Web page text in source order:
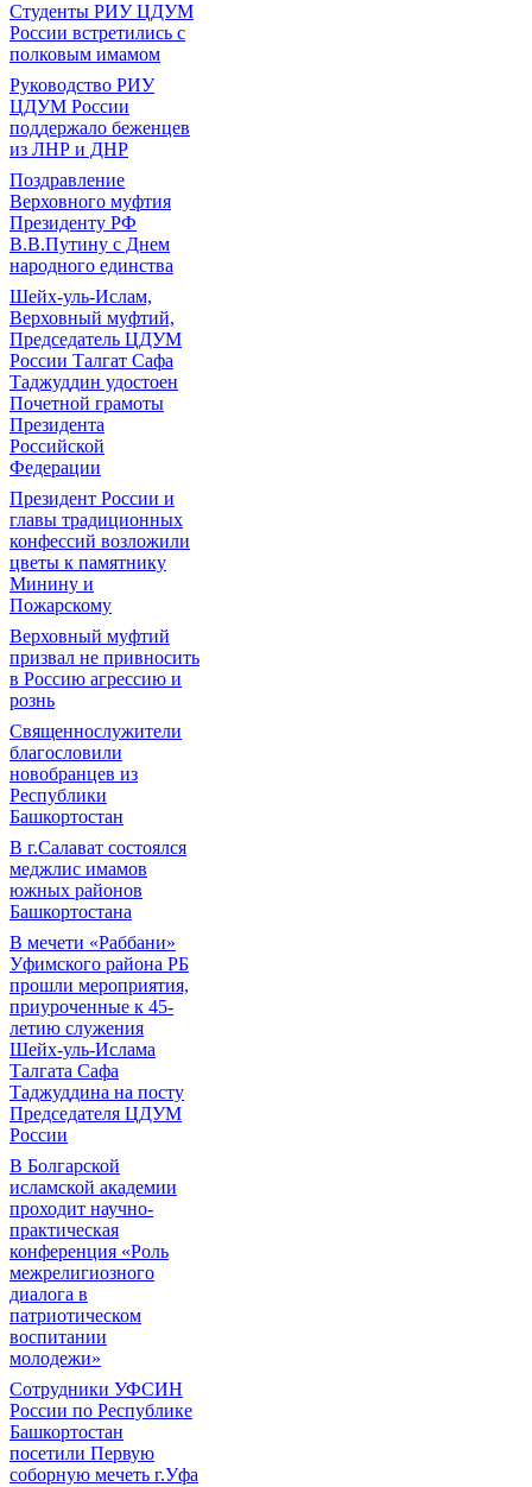
Студенты РИУ ЦДУМ
России встретились с
полковым имамом
Руководство РИУ
ЦДУМ России
поддержало беженцев
из ЛНР и ДНР
Поздравление
Верховного муфтия
Президенту РФ
В.В.Путину с Днем
народного единства
Шейх-уль-Ислам,
Верховный муфтий,
Председатель ЦДУМ
России Талгат Сафа
Таджуддин удостоен
Почетной грамоты
Президента
Российской
Федерации
Президент России и
главы традиционных
конфессий возложили
цветы к памятнику
Минину и
Пожарскому
Верховный муфтий
призвал не привносить
в Россию агрессию и
рознь
Священнослужители
благословили
новобранцев из
Республики
Башкортостан
В г.Салават состоялся
меджлис имамов
южных районов
Башкортостана
В мечети «Раббани»
Уфимского района РБ
прошли мероприятия,
приуроченные к 45-
летию служения
Шейх-уль-Ислама
Талгата Сафа
Таджуддина на посту
Председателя ЦДУМ
России
В Болгарской
исламской академии
проходит научно-
практическая
конференция «Роль
межрелигиозного
диалога в
патриотическом
воспитании
молодежи»
Сотрудники УФСИН
России по Республике
Башкортостан
посетили Первую
соборную мечеть г.Уфа